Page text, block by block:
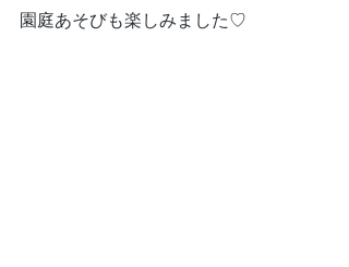
園庭あそびも楽しみました♡